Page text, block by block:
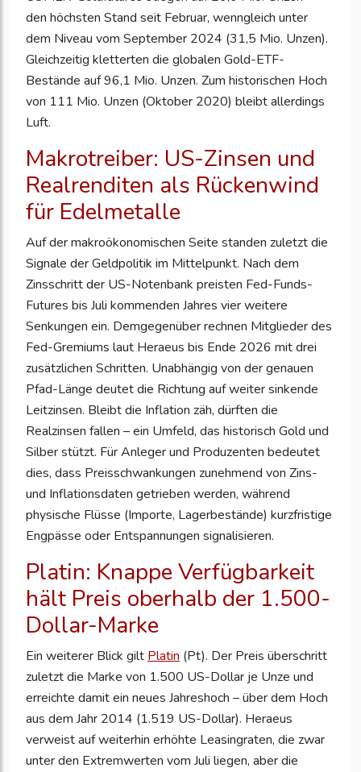
den höchsten Stand seit Februar, wenngleich unter
dem Niveau vom September 2024 (31,5 Mio. Unzen).
Gleichzeitig kletterten die globalen Gold-ETF-
Bestände auf 96,1 Mio. Unzen. Zum historischen Hoch
von 111 Mio. Unzen (Oktober 2020) bleibt allerdings
Luft.
Makrotreiber: US-Zinsen und
Realrenditen als Rückenwind
für Edelmetalle
Auf der makroökonomischen Seite standen zuletzt die
Signale der Geldpolitik im Mittelpunkt. Nach dem
Zinsschritt der US-Notenbank preisten Fed-Funds-
Futures bis Juli kommenden Jahres vier weitere
Senkungen ein. Demgegenüber rechnen Mitglieder des
Fed-Gremiums laut Heraeus bis Ende 2026 mit drei
zusätzlichen Schritten. Unabhängig von der genauen
Pfad-Länge deutet die Richtung auf weiter sinkende
Leitzinsen. Bleibt die Inflation zäh, dürften die
Realzinsen fallen – ein Umfeld, das historisch Gold und
Silber stützt. Für Anleger und Produzenten bedeutet
dies, dass Preisschwankungen zunehmend von Zins-
und Inflationsdaten getrieben werden, während
physische Flüsse (Importe, Lagerbestände) kurzfristige
Engpässe oder Entspannungen signalisieren.
Platin: Knappe Verfügbarkeit
hält Preis oberhalb der 1.500-
Dollar-Marke
Ein weiterer Blick gilt Platin (Pt). Der Preis überschritt
zuletzt die Marke von 1.500 US-Dollar je Unze und
erreichte damit ein neues Jahreshoch – über dem Hoch
aus dem Jahr 2014 (1.519 US-Dollar). Heraeus
verweist auf weiterhin erhöhte Leasingraten, die zwar
unter den Extremwerten vom Juli liegen, aber die